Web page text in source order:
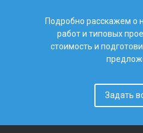
Подробно расскажем о
работ и типовых
стоимость и
Задать